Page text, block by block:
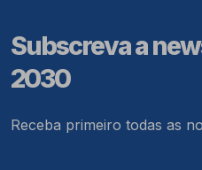
Subscreva a
2030
Receba primeiro todas as